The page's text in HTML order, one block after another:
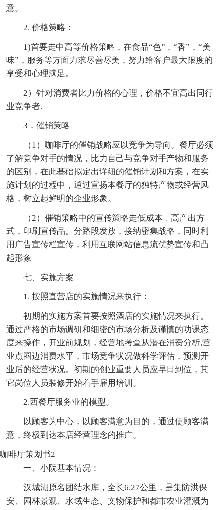
意。
2. 价格策略：
1)首要走中高等价格策略，在食品“色”，“香”，“美
味”，服务等方面力求尽善尽美，努力给客户最大限度的
享受和心理满足。
2）针对消费者比力价格的心理，价格不宜高出同行
业竞争者.
3．催销策略
（1）咖啡厅的催销战略应以竞争为导向。餐厅必须
了解竞争对手的情况，比力自己与竞争对手产物和服务
的区别，在此基础拟定出详细的催销计划和方案，在实
施计划的过程中，通过宣扬本餐厅的独特产物或经营风
格，树立起鲜明的企业形象。
（2）催销策略中的宣传策略走低成本，高产出方
式，印刷宣传品。分路段发放，接纳密集战略，同时利
用广告宣传栏宣传，利用互联网站信息流优势宣传和凸
起形象
七、实施方案
1. 按照直营店的实施情况来执行：
初期的实施方案首要按照酒店的实施情况来执行。
通过严格的市场调研和细密的市场分析及谨慎的功课态
度来操作，开业前规划，经营地考查从潜在消费分析,营
业点圈边消费水平，市场竞争状况做科学评估，预测开
业后的经营状况。初期的创业重要人员应早日到位，其
它岗位人员装修开始着手雇用培训。
2.西餐厅服务业的模型。
以顾客为中心，以顾客满意为目的，通过使顾客满
意，终极到达本店经营理念的推广。
咖啡厅策划书2
一、小院基本情况：
汉城湖原名团结水库，全长6.27公里，是集防洪保
安、园林景观、水域生态、文物保护和都市农业灌溉为